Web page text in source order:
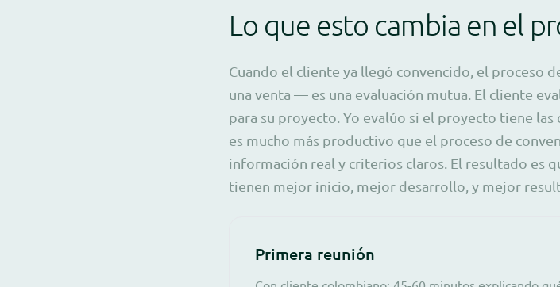
Lo que esto cambia en el
Cuando el cliente ya llegó convencido, el proceso
una venta — es una evaluación mutua. El cliente
para su proyecto. Yo evalúo si el proyecto tiene
es mucho más productivo que el proceso de
información real y criterios claros. El resultado es
tienen mejor inicio, mejor desarrollo, y mejor
Primera reunión